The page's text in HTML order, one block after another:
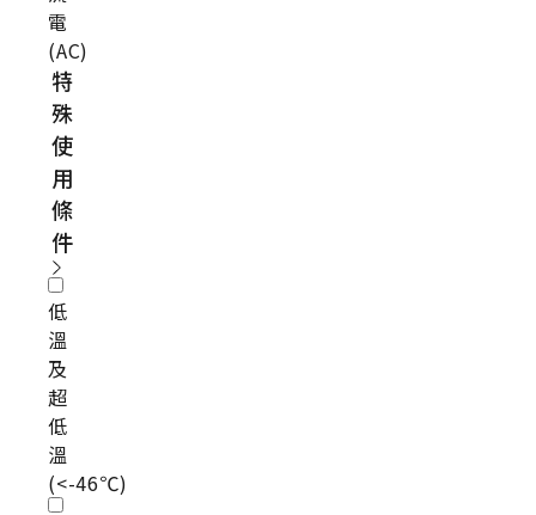
電
(AC)
特
殊
使
用
條
件
低
溫
及
超
低
溫
(<-46℃)